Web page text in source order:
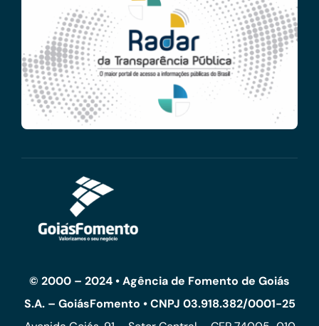
© 2000 – 2024 • Agência de Fomento de Goiás
S.A. – GoiásFomento • CNPJ 03.918.382/0001-25